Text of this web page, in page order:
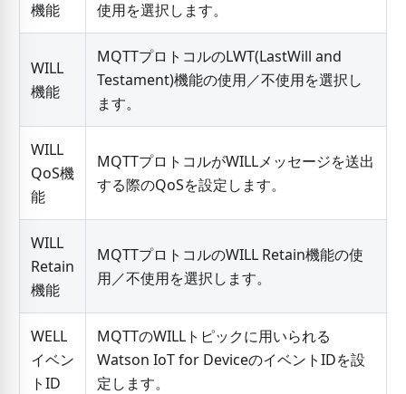
機能 使用を選択します。
WILL
機能
MQTTプロトコルのLWT(LastWill and
Testament)機能の使用／不使用を選択し
ます。
WILL
QoS機
能
MQTTプロトコルがWILLメッセージを送出
する際のQoSを設定します。
WILL
Retain
機能
MQTTプロトコルのWILL Retain機能の使
用／不使用を選択します。
WELL
イベン
トID
MQTTのWILLトピックに用いられる
Watson IoT for DeviceのイベントIDを設
定します。